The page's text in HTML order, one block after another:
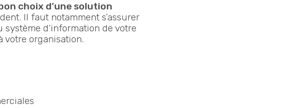
choix d’une solution
Il faut notamment s’assurer
d’information de votre
votre organisation.